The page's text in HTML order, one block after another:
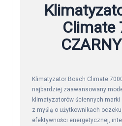
Climate
Klimatyzator Bosch Climate
najbardziej zaawansowany
klimatyzatorów ściennych
z myślą o użytkownikach
efektywności energetycznej,